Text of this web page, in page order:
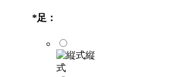
*足：
縦
式